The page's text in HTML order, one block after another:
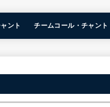
ント チームコール・チャント